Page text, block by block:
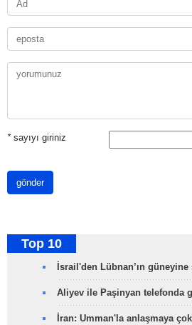
*sayıyı giriniz
gönder
Top 10
İsrail'den Lübnan’ın güneyine
Aliyev ile Paşinyan telefonda
İran: Umman'la anlaşmaya çok